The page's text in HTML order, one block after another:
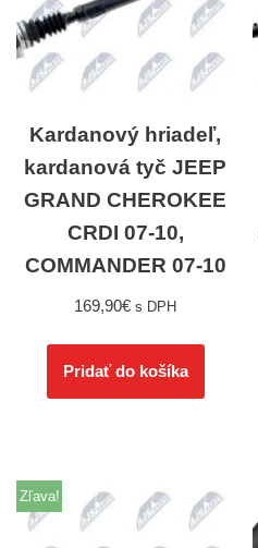
Kardanový hriadeľ,
kardanová tyč JEEP
GRAND CHEROKEE
CRDI 07-10,
COMMANDER 07-10
169,90€ s DPH
Pridať do košíka
Zľava!